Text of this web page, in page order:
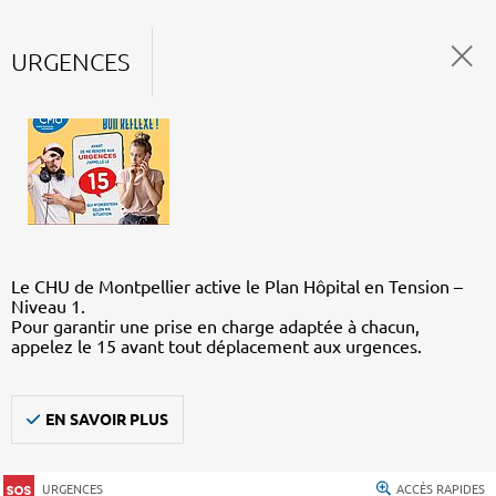
URGENCES
Le CHU de Montpellier active le Plan Hôpital en Tension –
Niveau 1.
Pour garantir une prise en charge adaptée à chacun,
appelez le 15 avant tout déplacement aux urgences.
EN SAVOIR PLUS
URGENCES ACCÈS RAPIDES